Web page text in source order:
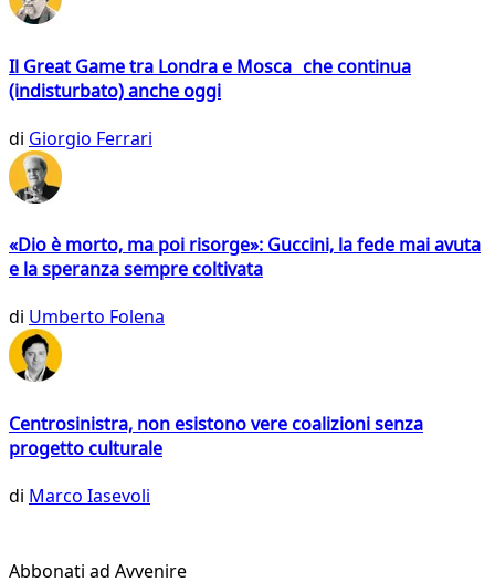
Il Great Game tra Londra e Mosca che continua
(indisturbato) anche oggi
di Giorgio Ferrari
«Dio è morto, ma poi risorge»: Guccini, la fede mai avuta
e la speranza sempre coltivata
di Umberto Folena
Centrosinistra, non esistono vere coalizioni senza
progetto culturale
di Marco Iasevoli
Abbonati ad Avvenire